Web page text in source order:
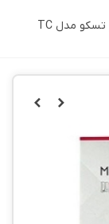
اسپیکر تسکو مدل TC